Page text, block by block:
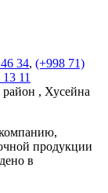
34, (+998 71)
11
, Хусейна
продукции
в